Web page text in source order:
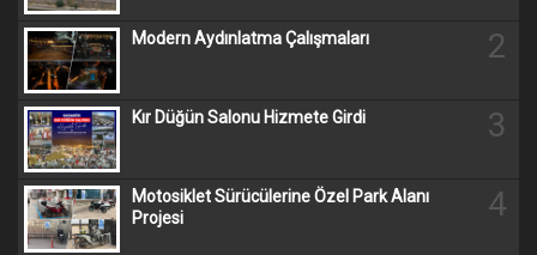
Modern Aydınlatma Çalışmaları 2
Kır Düğün Salonu Hizmete Girdi 3
Motosiklet Sürücülerine Özel Park Alanı
Projesi
4